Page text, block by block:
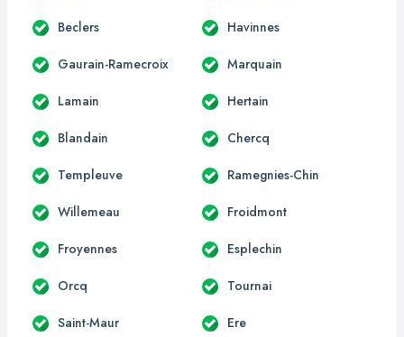
Beclers Havinnes
Gaurain-Ramecroix Marquain
Lamain Hertain
Blandain Chercq
Templeuve Ramegnies-Chin
Willemeau Froidmont
Froyennes Esplechin
Orcq Tournai
Saint-Maur Ere